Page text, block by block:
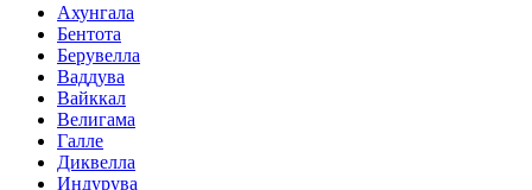
Ахунгала
Бентота
Берувелла
Ваддува
Вайккал
Велигама
Галле
Диквелла
Индурува